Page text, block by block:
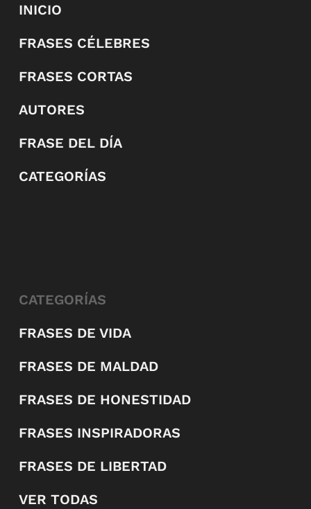
INICIO
FRASES CÉLEBRES
FRASES CORTAS
AUTORES
FRASE DEL DÍA
CATEGORÍAS
CATEGORÍAS
FRASES DE VIDA
FRASES DE MALDAD
FRASES DE HONESTIDAD
FRASES INSPIRADORAS
FRASES DE LIBERTAD
VER TODAS